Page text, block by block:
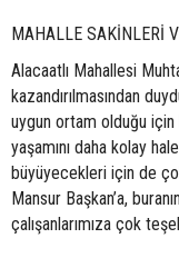
MAHALLE SAKİNLERİ
Alacaatlı Mahallesi
kazandırılmasından
uygun ortam olduğu için
yaşamını daha kolay
büyüyecekleri için de
Mansur Başkan’a,
çalışanlarımıza çok